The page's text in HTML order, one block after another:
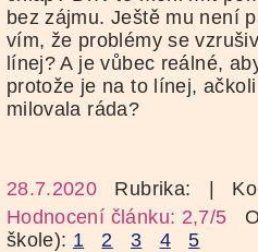
bez zájmu. Ještě mu není
vím, že problémy se
línej? A je vůbec reálné,
protože je na to línej,
milovala ráda?
28.7.2020 Rubrika:
|
Hodnocení článku: 2,7/5
škole): 1 2 3 4 5